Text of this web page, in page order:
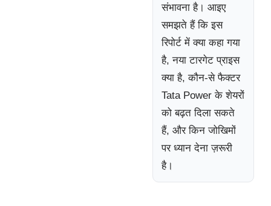
संभावना है। आइए
समझते हैं कि इस
रिपोर्ट में क्या कहा गया
है, नया टारगेट प्राइस
क्या है, कौन-से फैक्टर
Tata Power के शेयरों
को बढ़त दिला सकते
हैं, और किन जोखिमों
पर ध्यान देना ज़रूरी
है।